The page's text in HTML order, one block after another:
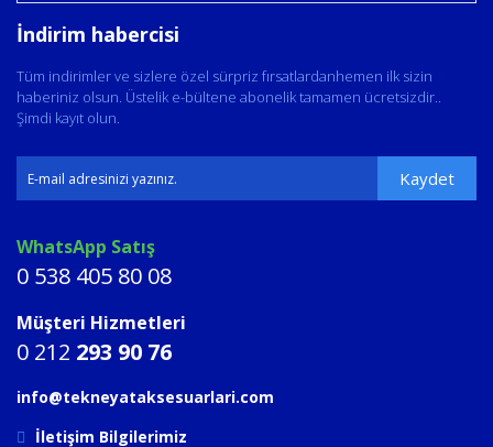
İndirim habercisi
Tüm indirimler ve sizlere özel sürpriz fırsatlardanhemen ilk sizin
haberiniz olsun. Üstelik e-bültene abonelik tamamen ücretsizdir..
Şimdi kayıt olun.
Kaydet
WhatsApp Satış
0 538 405 80 08
Müşteri Hizmetleri
0 212 293 90 76
info@tekneyataksesuarlari.com
İletişim Bilgilerimiz